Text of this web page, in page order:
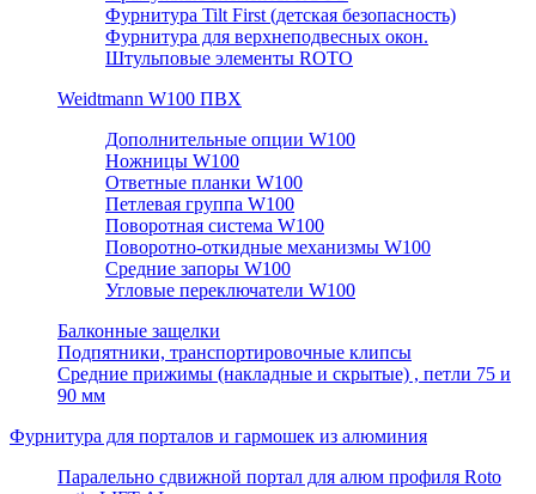
Фурнитура Tilt First (детская безопасность)
Фурнитура для верхнеподвесных окон.
Штульповые элементы ROTO
Weidtmann W100 ПВХ
Дополнительные опции W100
Ножницы W100
Ответные планки W100
Петлевая группа W100
Поворотная система W100
Поворотно-откидные механизмы W100
Средние запоры W100
Угловые переключатели W100
Балконные защелки
Подпятники, транспортировочные клипсы
Средние прижимы (накладные и скрытые) , петли 75 и
90 мм
Фурнитура для порталов и гармошек из алюминия
Паралельно сдвижной портал для алюм профиля Roto